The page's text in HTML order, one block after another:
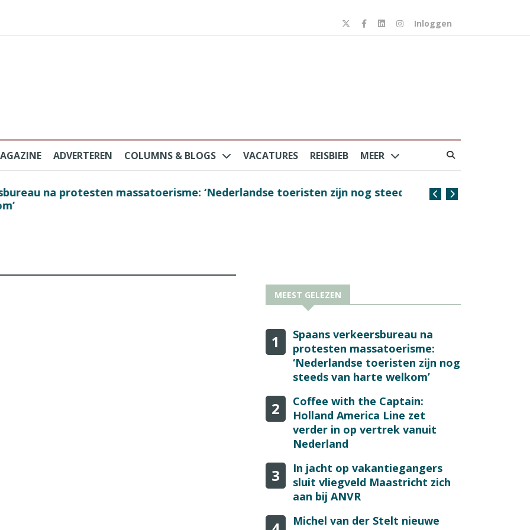
Inloggen
ADVERTEREN COLUMNS & BLOGS VACATURES REISBIEB MEER
na protesten massatoerisme: ‘Nederlandse toeristen zijn nog steeds
Coffee with the
MEEST GELEZEN
1
Spaans verkeersbureau na
protesten massatoerisme:
‘Nederlandse toeristen zijn nog
steeds van harte welkom’
2
Coffee with the Captain:
Holland America Line zet
verder in op vertrek vanuit
Nederland
3
In jacht op vakantiegangers
sluit vliegveld Maastricht zich
aan bij ANVR
Michel van der Stelt nieuwe